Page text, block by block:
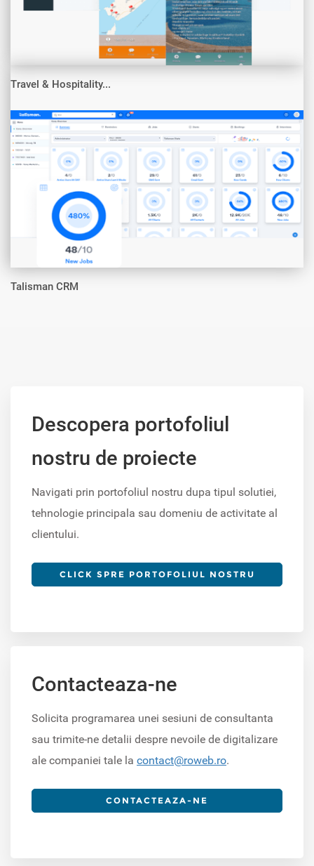
Travel & Hospitality...
Talisman CRM
Descopera portofoliul
nostru de proiecte
Navigati prin portofoliul nostru dupa tipul solutiei,
tehnologie principala sau domeniu de activitate al
clientului.
CLICK SPRE PORTOFOLIUL NOSTRU
Contacteaza-ne
Solicita programarea unei sesiuni de consultanta
sau trimite-ne detalii despre nevoile de digitalizare
ale companiei tale la contact@roweb.ro.
CONTACTEAZA-NE